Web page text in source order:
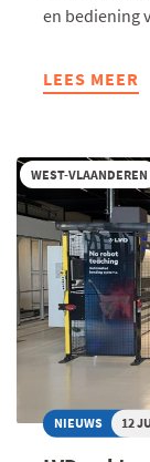
en bediening
LEES MEER
ABOUT
BLIJFT
INNOVEREN
WEST-VLAANDEREN
NIEUWS 12